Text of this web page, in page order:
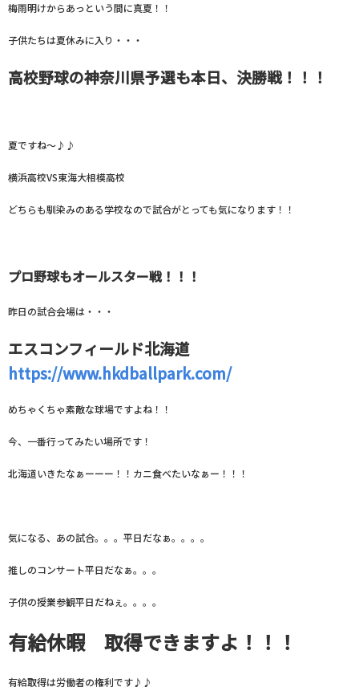
梅雨明けからあっという間に真夏！！
子供たちは夏休みに入り・・・
高校野球の神奈川県予選も本日、決勝戦！！！
夏ですね～♪♪
横浜高校VS東海大相模高校
どちらも馴染みのある学校なので試合がとっても気になります！！
プロ野球もオールスター戦！！！
昨日の試合会場は・・・
エスコンフィールド北海道
https://www.hkdballpark.com/
めちゃくちゃ素敵な球場ですよね！！
今、一番行ってみたい場所です！
北海道いきたなぁーーー！！カニ食べたいなぁー！！！
気になる、あの試合。。。平日だなぁ。。。。
推しのコンサート平日だなぁ。。。
子供の授業参観平日だねぇ。。。。
有給休暇 取得できますよ！！！
有給取得は労働者の権利です♪♪